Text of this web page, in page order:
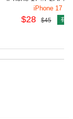
iPhone 17
$28 $45 有存